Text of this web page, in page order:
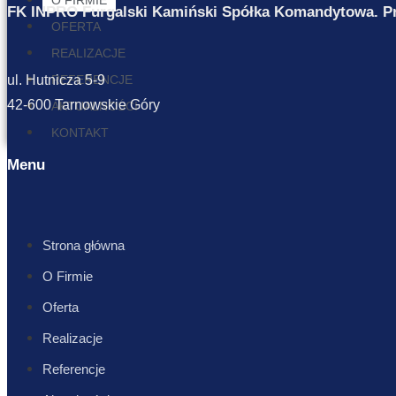
OFERTA
REALIZACJE
REFERENCJE
AKTUALNOŚCI
KONTAKT
FK INPRO Furgalski Kamiński Spółka Komandytowa.
ul. Hutnicza 5-9
42-600 Tarnowskie Góry
Menu
Strona główna
O Firmie
Oferta
Realizacje
Referencje